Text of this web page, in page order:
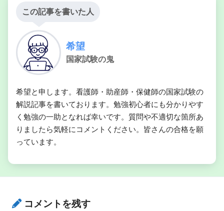
この記事を書いた人
希望
国家試験の鬼
希望と申します。看護師・助産師・保健師の国家試験の
解説記事を書いております。勉強初心者にも分かりやす
く勉強の一助となれば幸いです。質問や不適切な箇所あ
りましたら気軽にコメントください。皆さんの合格を願
っています。
コメントを残す